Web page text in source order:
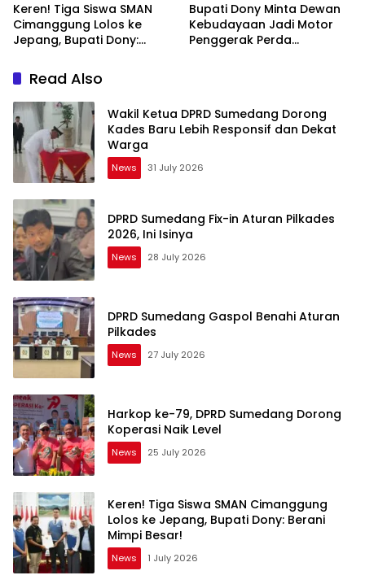
Keren! Tiga Siswa SMAN
Cimanggung Lolos ke
Jepang, Bupati Dony:
Bupati Dony Minta Dewan
Kebudayaan Jadi Motor
Penggerak Perda
Read Also
Wakil Ketua DPRD Sumedang Dorong
Kades Baru Lebih Responsif dan Dekat
Warga
News 31 July 2026
DPRD Sumedang Fix-in Aturan Pilkades
2026, Ini Isinya
News 28 July 2026
DPRD Sumedang Gaspol Benahi Aturan
Pilkades
News 27 July 2026
Harkop ke-79, DPRD Sumedang Dorong
Koperasi Naik Level
News 25 July 2026
Keren! Tiga Siswa SMAN Cimanggung
Lolos ke Jepang, Bupati Dony: Berani
Mimpi Besar!
News 1 July 2026